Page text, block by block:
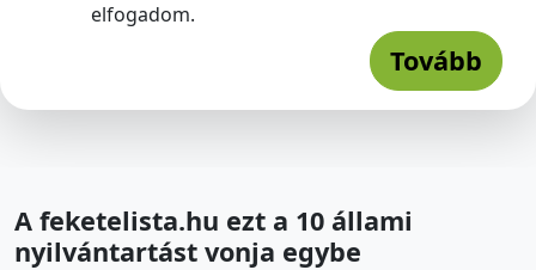
elfogadom.
Tovább
A feketelista.hu ezt a 10 állami
nyilvántartást vonja egybe